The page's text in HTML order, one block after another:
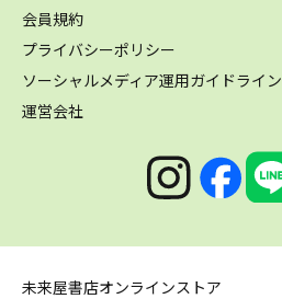
会員規約
プライバシーポリシー
ソーシャルメディア運用ガイドライン
運営会社
未来屋書店オンラインストア